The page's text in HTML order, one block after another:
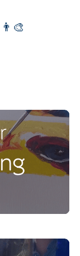
👨‍🎨